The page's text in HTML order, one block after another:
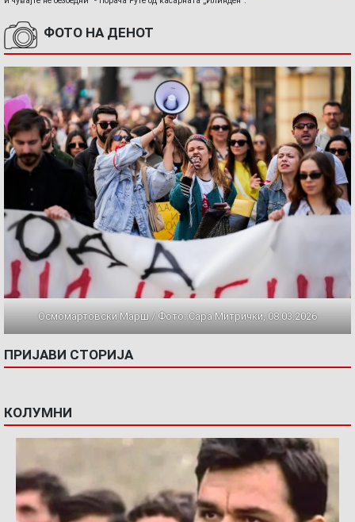
ФОТО НА ДЕНОТ
Осмомартовски Марш / Фото: Сара Митрички, 08.03.2026
ПРИЈАВИ СТОРИЈА
КОЛУМНИ